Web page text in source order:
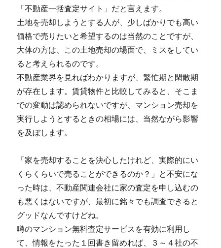
「不動産一括査定サイト」だと言えます。
土地を売却しようとする人が、少しばかりでも高い
価格で売りたいと希望するのは当然のことですが、
大体の方は、この土地売却の場面で、ミスをしてい
ると考えられるのです。
不動産業界を見ればわかりますが、繁忙期と閑散期
が存在します。賃貸物件と比較してみると、そこま
での変動は認められないですが、マンション売却を
実行しようとするときの相場には、当然ながら影響
を及ぼします。
「家を売却することを決心したけれど、実際的にい
くらくらいで売ることができるのか？」と不安にな
った時は、不動産関連会社に家の査定を申し込むの
も悪くはないですが、最初に銘々でも調査できると
グッドなんですけどね。
噂のマンション無料査定サービスを有効に利用し
て、情報をたった１回書き留めれば、３～４社の不